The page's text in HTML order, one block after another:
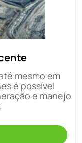
mesmo em
é possível
e manejo